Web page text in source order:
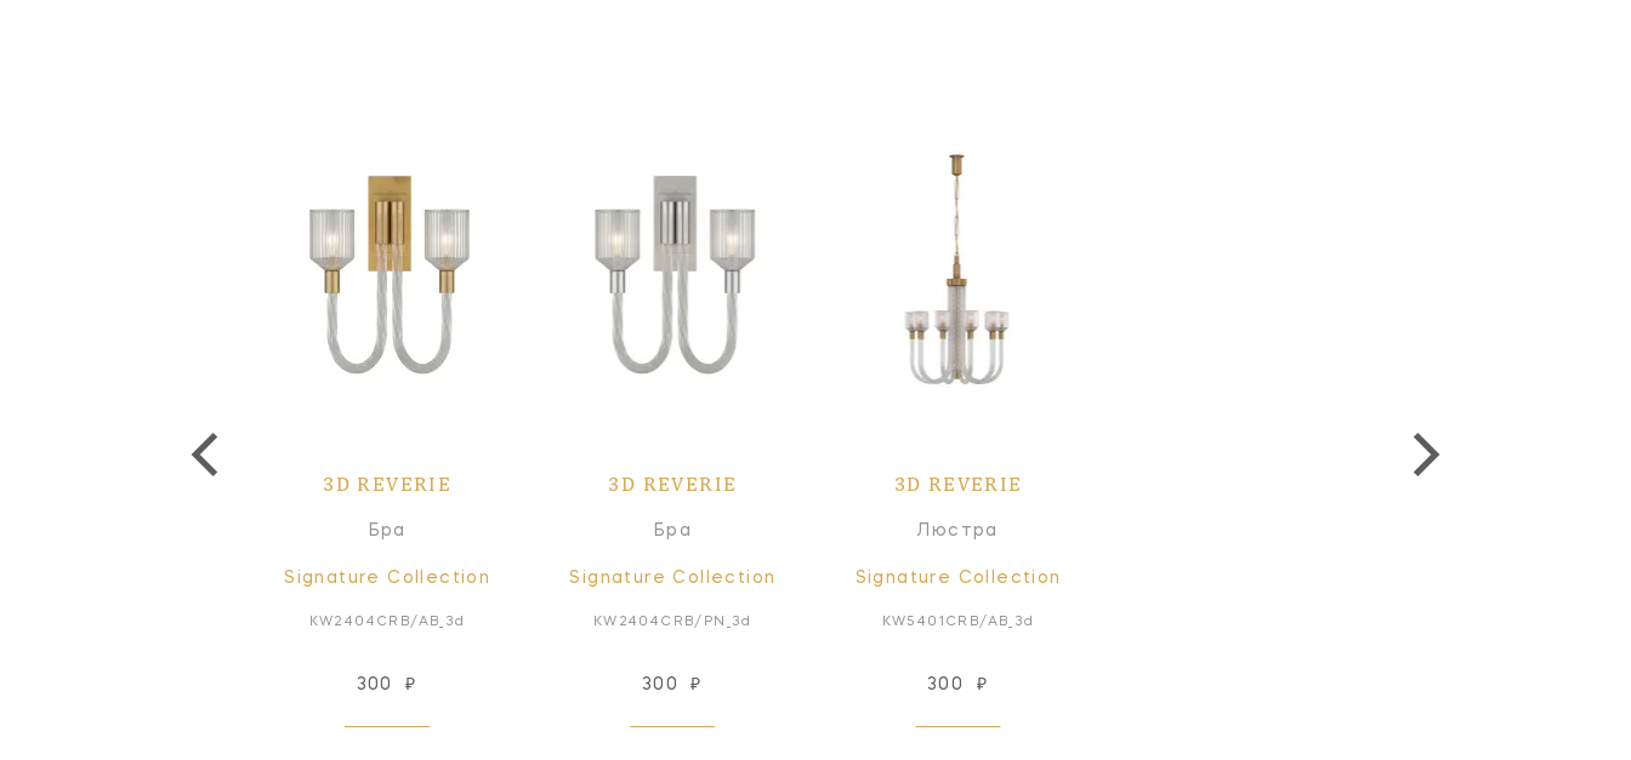
3D REVERIE
Бра
Signature Collection
KW2404CRB/AB_3d
300 ₽
3D REVERIE
Бра
Signature Collection
KW2404CRB/PN_3d
300 ₽
3D REVERIE
Люстра
Signature Collection
KW5401CRB/AB_3d
300 ₽